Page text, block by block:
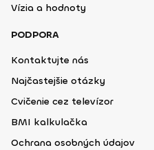
Vízia a hodnoty
PODPORA
Kontaktujte nás
Najčastejšie otázky
Cvičenie cez televízor
BMI kalkulačka
Ochrana osobných údajov